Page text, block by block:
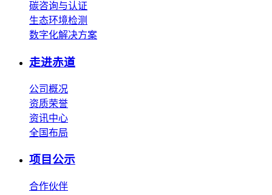
碳咨询与认证
生态环境检测
数字化解决方案
走进赤道
公司概况
资质荣誉
资讯中心
全国布局
项目公示
合作伙伴